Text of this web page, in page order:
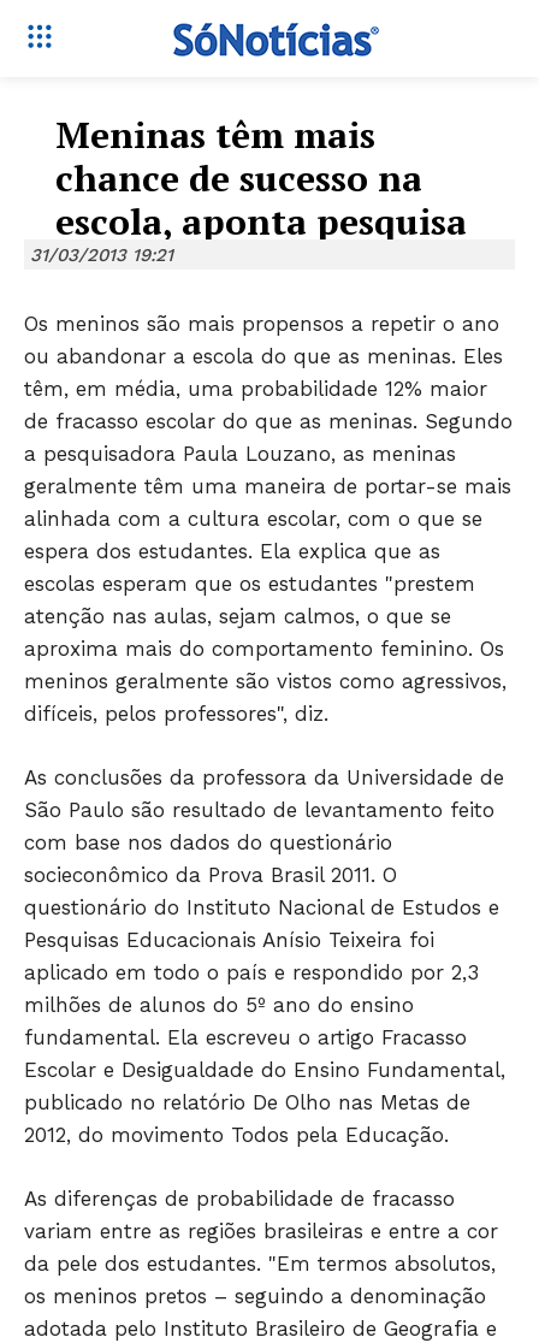
Só Notícias
Meninas têm mais
chance de sucesso na
escola, aponta pesquisa
31/03/2013 19:21
Os meninos são mais propensos a repetir o ano
ou abandonar a escola do que as meninas. Eles
têm, em média, uma probabilidade 12% maior
de fracasso escolar do que as meninas. Segundo
a pesquisadora Paula Louzano, as meninas
geralmente têm uma maneira de portar-se mais
alinhada com a cultura escolar, com o que se
espera dos estudantes. Ela explica que as
escolas esperam que os estudantes "prestem
atenção nas aulas, sejam calmos, o que se
aproxima mais do comportamento feminino. Os
meninos geralmente são vistos como agressivos,
difíceis, pelos professores", diz.
As conclusões da professora da Universidade de
São Paulo são resultado de levantamento feito
com base nos dados do questionário
socieconômico da Prova Brasil 2011. O
questionário do Instituto Nacional de Estudos e
Pesquisas Educacionais Anísio Teixeira foi
aplicado em todo o país e respondido por 2,3
milhões de alunos do 5º ano do ensino
fundamental. Ela escreveu o artigo Fracasso
Escolar e Desigualdade do Ensino Fundamental,
publicado no relatório De Olho nas Metas de
2012, do movimento Todos pela Educação.
As diferenças de probabilidade de fracasso
variam entre as regiões brasileiras e entre a cor
da pele dos estudantes. "Em termos absolutos,
os meninos pretos – seguindo a denominação
adotada pelo Instituto Brasileiro de Geografia e